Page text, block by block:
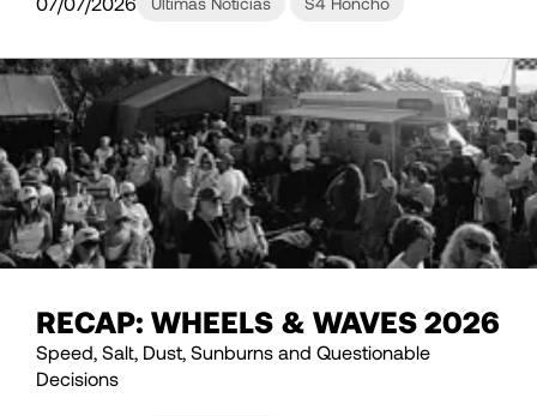
RECAP: WHEELS & WAVES 2026
Speed, Salt, Dust, Sunburns and Questionable
Decisions